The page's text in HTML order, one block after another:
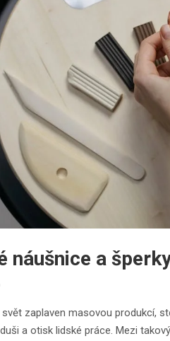
náušnice a
svět zaplaven masovou produkcí,
a otisk lidské práce. Mezi